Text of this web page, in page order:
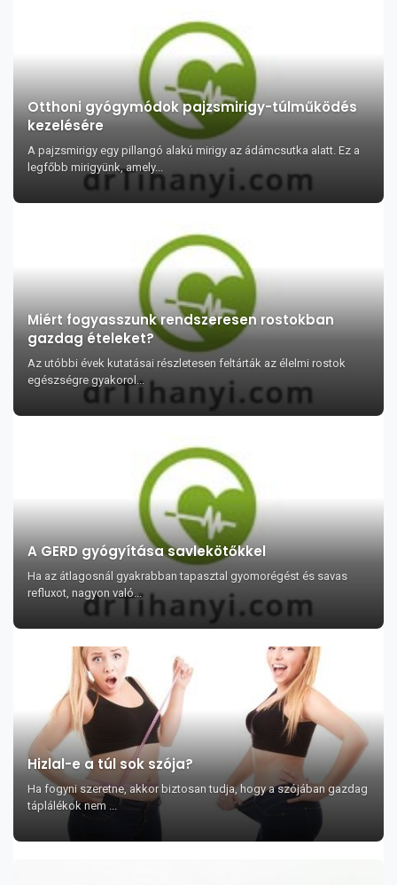
Otthoni gyógymódok pajzsmirigy-túlműködés
kezelésére
A pajzsmirigy egy pillangó alakú mirigy az ádámcsutka alatt. Ez a
legfőbb mirigyünk, amely...
Miért fogyasszunk rendszeresen rostokban
gazdag ételeket?
Az utóbbi évek kutatásai részletesen feltárták az élelmi rostok
egészségre gyakorol...
A GERD gyógyítása savlekötőkkel
Ha az átlagosnál gyakrabban tapasztal gyomorégést és savas
refluxot, nagyon való...
Hizlal-e a túl sok szója?
Ha fogyni szeretne, akkor biztosan tudja, hogy a szójában gazdag
táplálékok nem ...